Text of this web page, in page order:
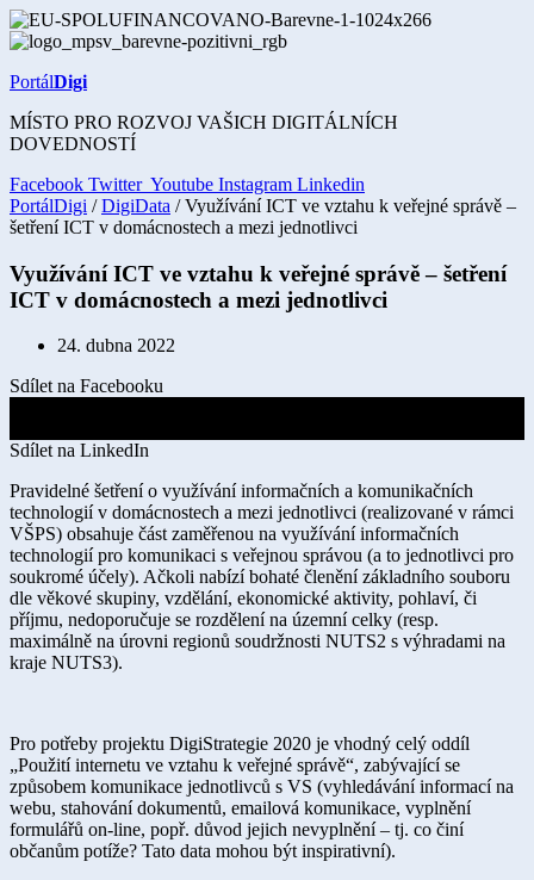
Přejít
k
PortálDigi
MÍSTO PRO ROZVOJ VAŠICH DIGITÁLNÍCH
DOVEDNOSTÍ
Facebook Twitter Youtube Instagram Linkedin
PortálDigi /DigiData / Využívání ICT ve vztahu k veřejné správě –
šetření ICT v domácnostech a mezi jednotlivci
Využívání ICT ve vztahu k veřejné správě – šetření
ICT v domácnostech a mezi jednotlivci
24. dubna 2022
Sdílet na Facebooku
Sdílet na LinkedIn
Pravidelné šetření o využívání informačních a komunikačních
technologií v domácnostech a mezi jednotlivci (realizované v rámci
VŠPS) obsahuje část zaměřenou na využívání informačních
technologií pro komunikaci s veřejnou správou (a to jednotlivci pro
soukromé účely). Ačkoli nabízí bohaté členění základního souboru
dle věkové skupiny, vzdělání, ekonomické aktivity, pohlaví, či
příjmu, nedoporučuje se rozdělení na územní celky (resp.
maximálně na úrovni regionů soudržnosti NUTS2 s výhradami na
kraje NUTS3).
Pro potřeby projektu DigiStrategie 2020 je vhodný celý oddíl
„Použití internetu ve vztahu k veřejné správě“, zabývající se
způsobem komunikace jednotlivců s VS (vyhledávání informací na
webu, stahování dokumentů, emailová komunikace, vyplnění
formulářů on-line, popř. důvod jejich nevyplnění – tj. co činí
občanům potíže? Tato data mohou být inspirativní).